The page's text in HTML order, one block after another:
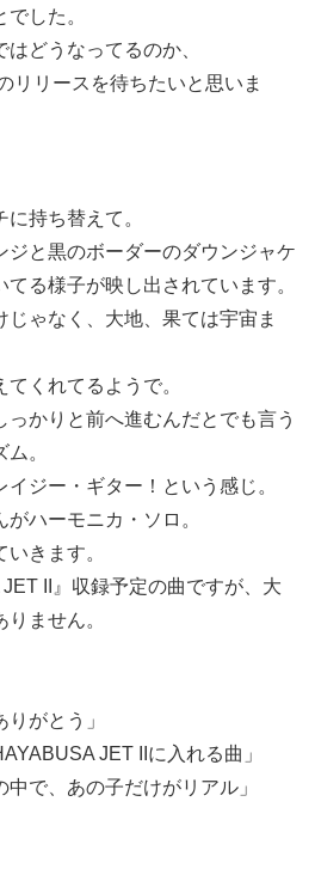
した。
どうなってるのか、
リリースを待ちたいと思いま
持ち替えて。
ジと黒のボーダーのダウンジャケ
る様子が映し出されています。
ゃなく、大地、果ては宇宙ま
くれてるようで。
かりと前へ進むんだとでも言う
。
ジー・ギター！という感じ。
ハーモニカ・ソロ。
きます。
II』収録予定の曲ですが、大
ません。
りがとう」
JET IIに入れる曲」
中で、あの子だけがリアル」